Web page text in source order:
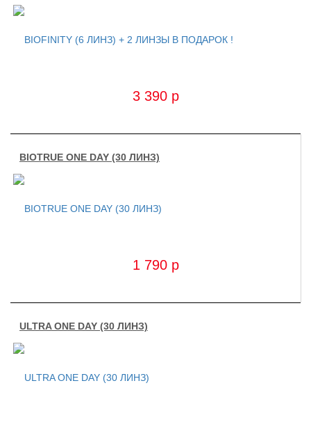
3 390 p
BIOTRUE ONE DAY (30 ЛИНЗ)
1 790 p
ULTRA ONE DAY (30 ЛИНЗ)